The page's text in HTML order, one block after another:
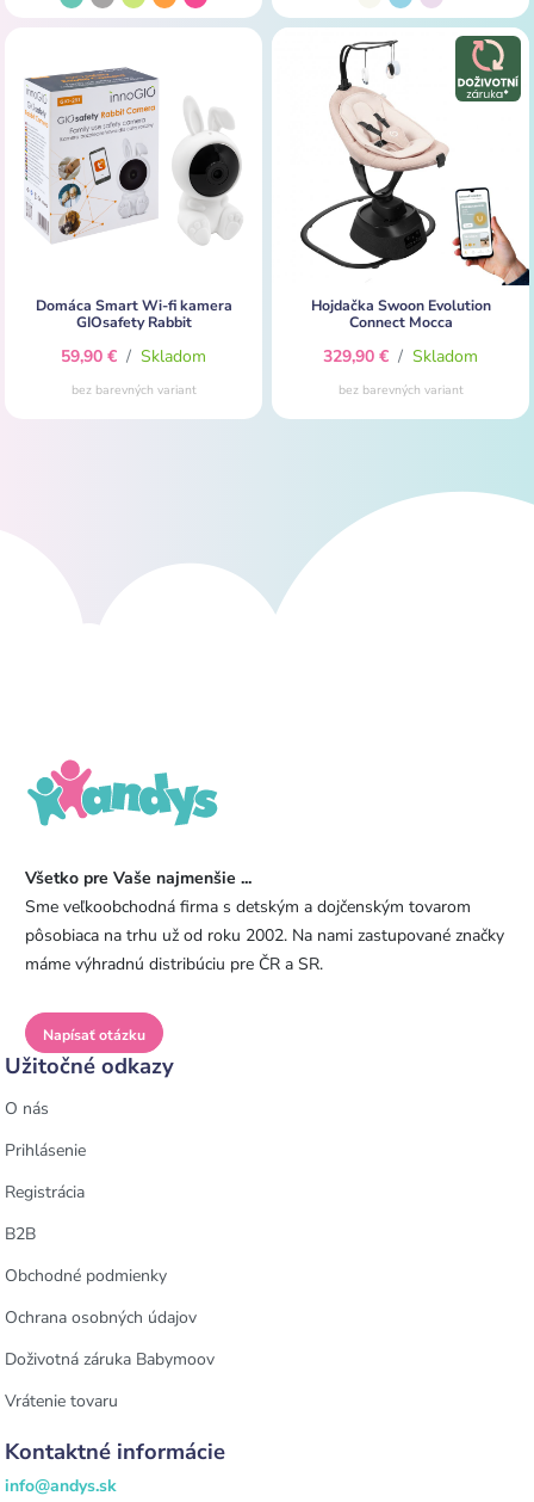
Domáca Smart Wi-fi kamera
GIOsafety Rabbit
59,90 € / Skladom
bez barevných variant
Hojdačka Swoon Evolution
Connect Mocca
329,90 € / Skladom
bez barevných variant
Všetko pre Vaše najmenšie ...
Sme veľkoobchodná firma s detským a dojčenským tovarom
pôsobiaca na trhu už od roku 2002. Na nami zastupované značky
máme výhradnú distribúciu pre ČR a SR.
Napísať otázku
Užitočné odkazy
O nás
Prihlásenie
Registrácia
B2B
Obchodné podmienky
Ochrana osobných údajov
Doživotná záruka Babymoov
Vrátenie tovaru
Kontaktné informácie
info@andys.sk